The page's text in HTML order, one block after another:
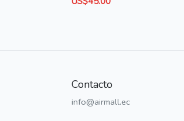
Contacto
info@airmall.ec